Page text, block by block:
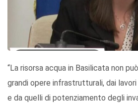
“La risorsa acqua in Basilicata non
grandi opere infrastrutturali, dai
e da quelli di potenziamento degli